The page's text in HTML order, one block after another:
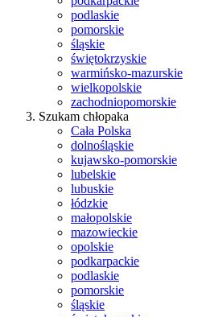
podlaskie
pomorskie
śląskie
świętokrzyskie
warmińsko-mazurskie
wielkopolskie
zachodniopomorskie
Szukam chłopaka
Cała Polska
dolnośląskie
kujawsko-pomorskie
lubelskie
lubuskie
łódzkie
małopolskie
mazowieckie
opolskie
podkarpackie
podlaskie
pomorskie
śląskie